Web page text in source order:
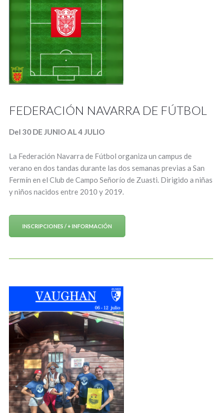
FEDERACIÓN NAVARRA DE FÚTBOL
Del 30 DE JUNIO AL 4 JULIO
La Federación Navarra de Fútbol organiza un campus de
verano en dos tandas durante las dos semanas previas a San
Fermín en el Club de Campo Señorío de Zuasti. Dirigido a niñas
y niños nacidos entre 2010 y 2019.
INSCRIPCIONES / + INFORMACIÓN